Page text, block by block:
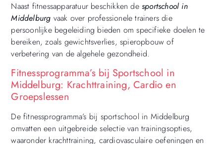
Naast fitnessapparatuur beschikken de sportschool in
Middelburg vaak over professionele trainers die
persoonlijke begeleiding bieden om specifieke doelen te
bereiken, zoals gewichtsverlies, spieropbouw of
verbetering van de algehele gezondheid.
Fitnessprogramma’s bij Sportschool in
Middelburg: Krachttraining, Cardio en
Groepslessen
De fitnessprogramma’s bij sportschool in Middelburg
omvatten een uitgebreide selectie van trainingsopties,
waaronder krachttraining, cardiovasculaire oefeningen en